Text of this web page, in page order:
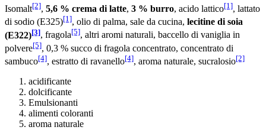
Isomalt[2], 5,6 % crema di latte, 3 % burro, acido lattico[1], lattato
di sodio (E325)[1], olio di palma, sale da cucina, lecitine di soia
(E322)[3], fragola[5], altri aromi naturali, baccello di vaniglia in
polvere[5], 0,3 % succo di fragola concentrato, concentrato di
sambuco[4], estratto di ravanello[4], aroma naturale, sucralosio[2]
acidificante
dolcificante
Emulsionanti
alimenti coloranti
aroma naturale